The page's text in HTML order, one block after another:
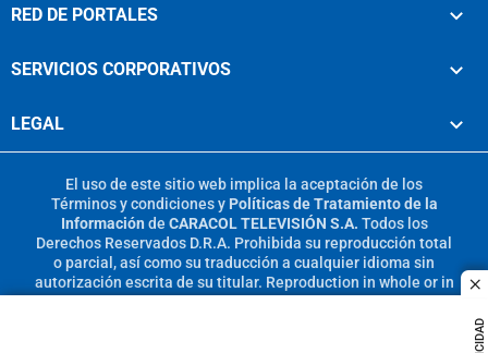
RED DE PORTALES
SERVICIOS CORPORATIVOS
LEGAL
El uso de este sitio web implica la aceptación de los
Términos y condicionesy Políticas de Tratamiento de la
Información de CARACOL TELEVISIÓN S.A. Todos los
Derechos Reservados D.R.A. Prohibida su reproducción total
o parcial, así como su traducción a cualquier idioma sin
autorización escrita de su titular. Reproduction in whole or in